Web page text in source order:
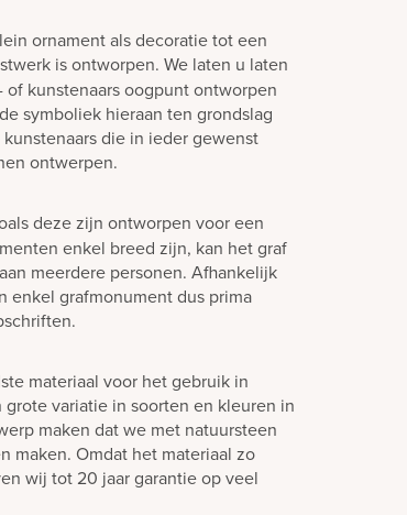
ornament als decoratie tot een
is ontworpen. We laten u laten
kunstenaars oogpunt ontworpen
symboliek hieraan ten grondslag
die in ieder gewenst
ontwerpen.
deze zijn ontworpen voor een
enkel breed zijn, kan het graf
meerdere personen. Afhankelijk
enkel grafmonument dus prima
materiaal voor het gebruik in
variatie in soorten en kleuren in
maken dat we met natuursteen
maken. Omdat het materiaal zo
wij tot 20 jaar garantie op veel